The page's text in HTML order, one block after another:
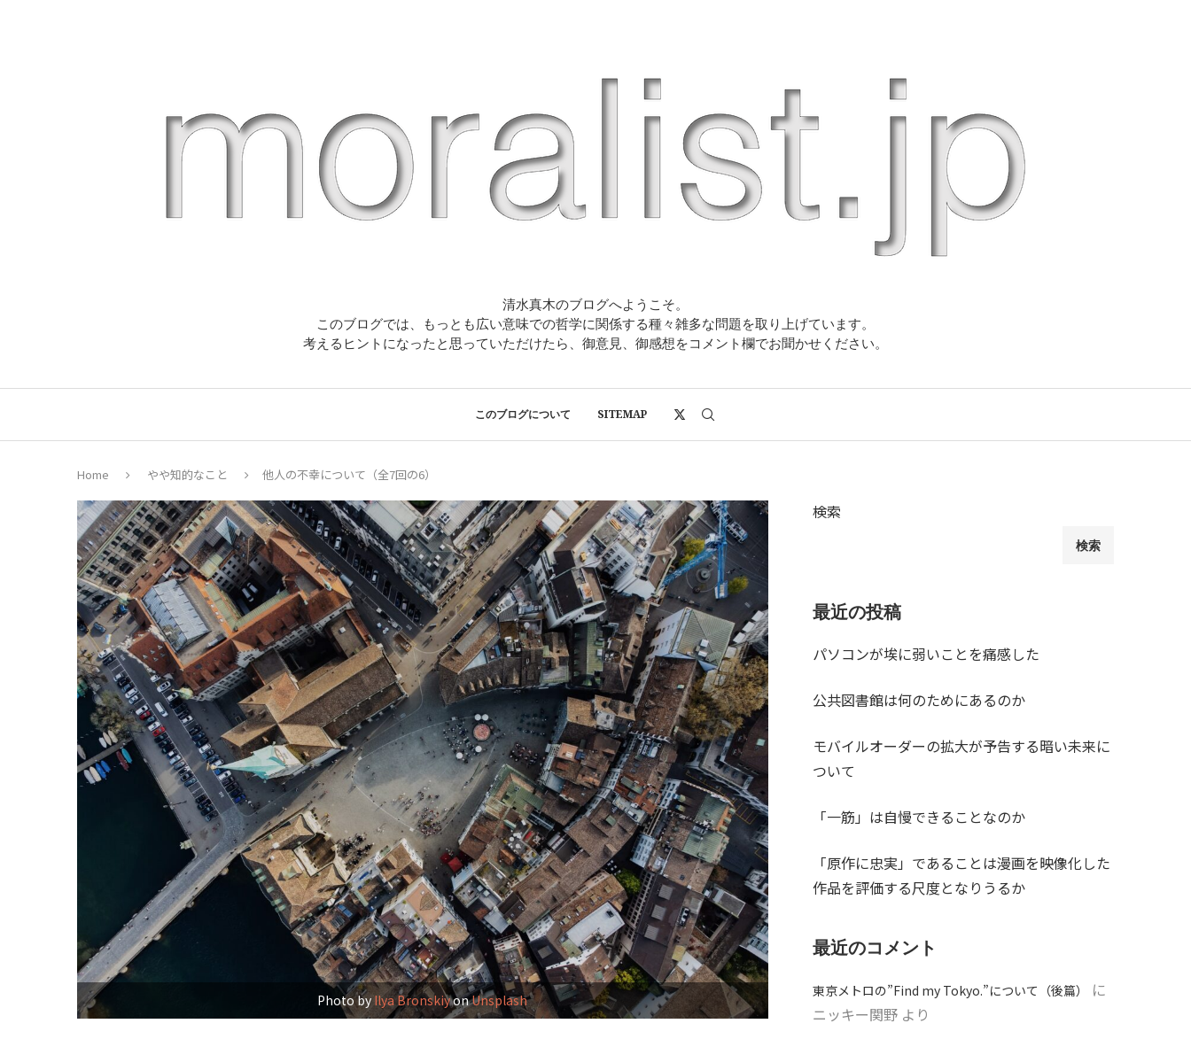
清水真木のブログへようこそ。
このブログでは、もっとも広い意味での哲学に関係する種々雑多な問題を取り上げています。
考えるヒントになったと思っていただけたら、御意見、御感想をコメント欄でお聞かせください。
このブログについて SITEMAP
Home やや知的なこと 他人の不幸について（全7回の6）
Photo by Ilya BronskiyonUnsplash
検索
検索
最近の投稿
パソコンが埃に弱いことを痛感した
公共図書館は何のためにあるのか
モバイルオーダーの拡大が予告する暗い未来に
ついて
「一筋」は自慢できることなのか
「原作に忠実」であることは漫画を映像化した
作品を評価する尺度となりうるか
最近のコメント
東京メトロの”Find my Tokyo.”について（後篇）
に
ニッキー関野 より